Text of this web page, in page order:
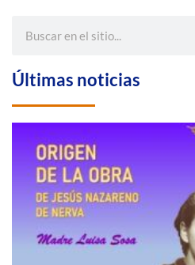
Últimas noticias